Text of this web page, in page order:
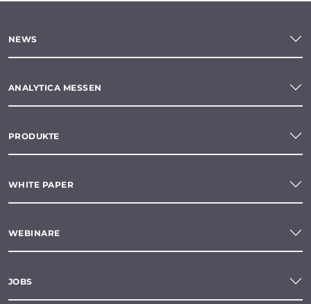
NEWS
ANALYTICA MESSEN
PRODUKTE
WHITE PAPER
WEBINARE
JOBS